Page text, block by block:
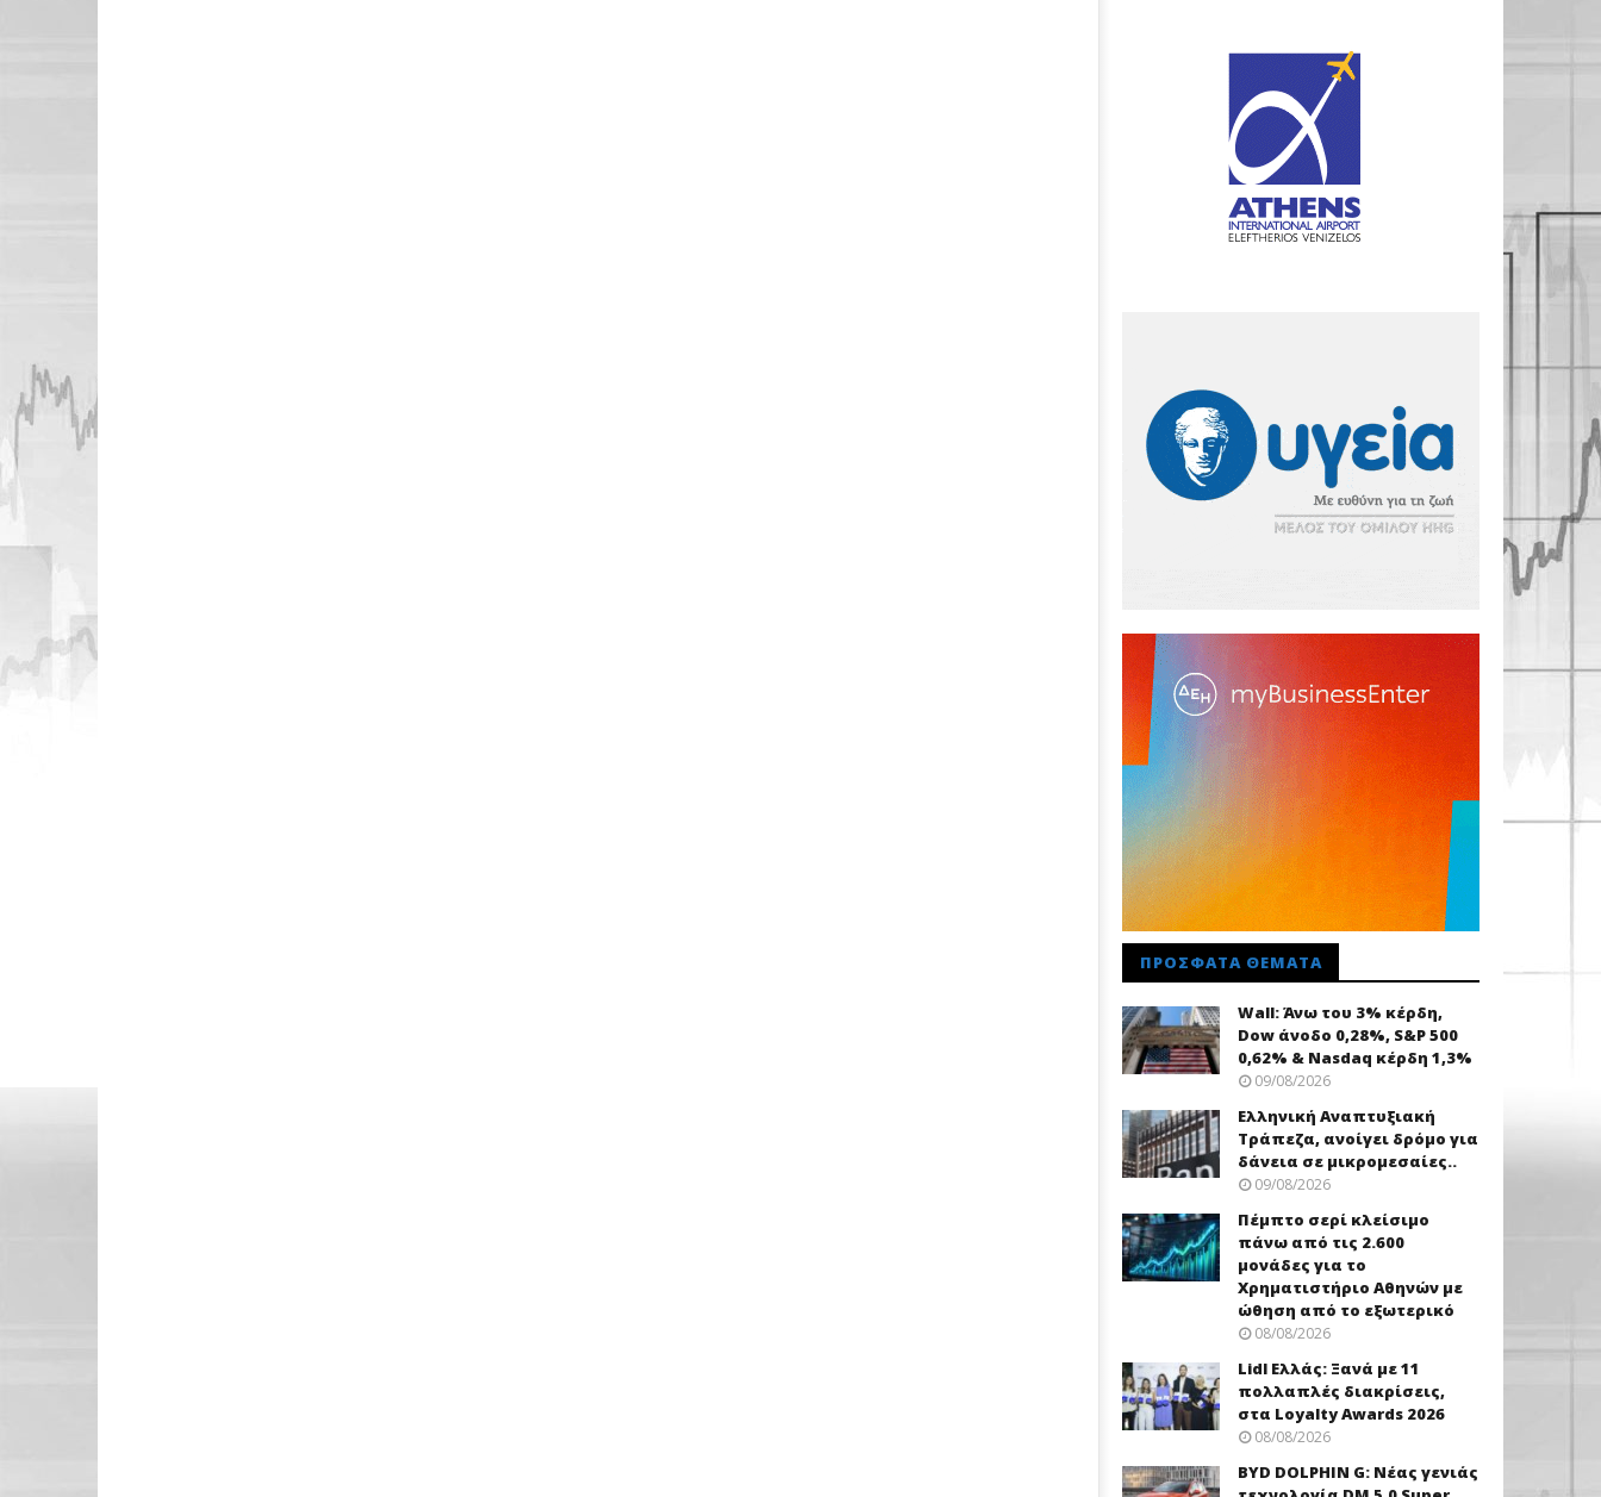
ΠΡΌΣΦΑΤΑ ΘΈΜΑΤΑ
Wall: Άνω του 3% κέρδη,
Dow άνοδο 0,28%, S&P 500
0,62% & Nasdaq κέρδη 1,3%
09/08/2026
Ελληνική Αναπτυξιακή
Τράπεζα, ανοίγει δρόμο για
δάνεια σε μικρομεσαίες..
09/08/2026
Πέμπτο σερί κλείσιμο
πάνω από τις 2.600
μονάδες για το
Χρηματιστήριο Αθηνών με
ώθηση από το εξωτερικό
08/08/2026
Lidl Ελλάς: Ξανά με 11
πολλαπλές διακρίσεις,
στα Loyalty Awards 2026
08/08/2026
BYD DOLPHIN G: Νέας γενιάς